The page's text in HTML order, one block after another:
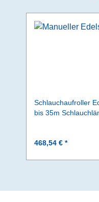
Schlauchaufroller
bis 35m
468,54 € *